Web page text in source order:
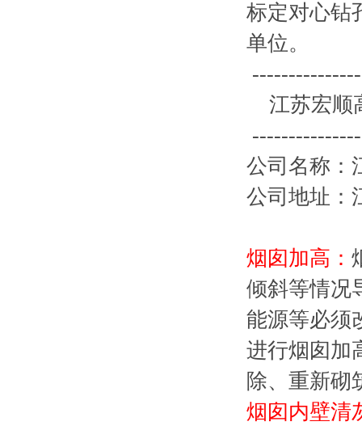
标定对心钻
单位。
江苏宏顺
公司名称：
公司地址：
烟囱加高：
倾斜等情况
能源等必须
进行烟囱加
除、重新
烟囱内壁清